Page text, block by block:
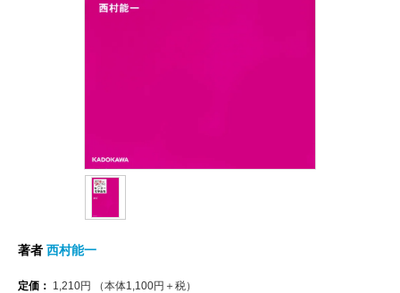
著者 西村能一
定価： 1,210円 （本体1,100円＋税）